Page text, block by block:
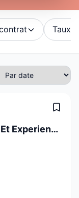
Taux
Coordinateur Marketing Et Experience Client